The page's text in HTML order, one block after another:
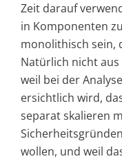
Zeit darauf
in Komponenten
monolithisch sein,
Natürlich nicht
weil bei der
ersichtlich wird,
separat skalieren
wollen, und weil